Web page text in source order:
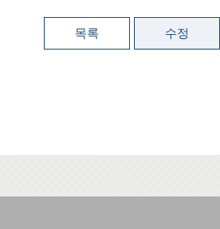
목록 수정